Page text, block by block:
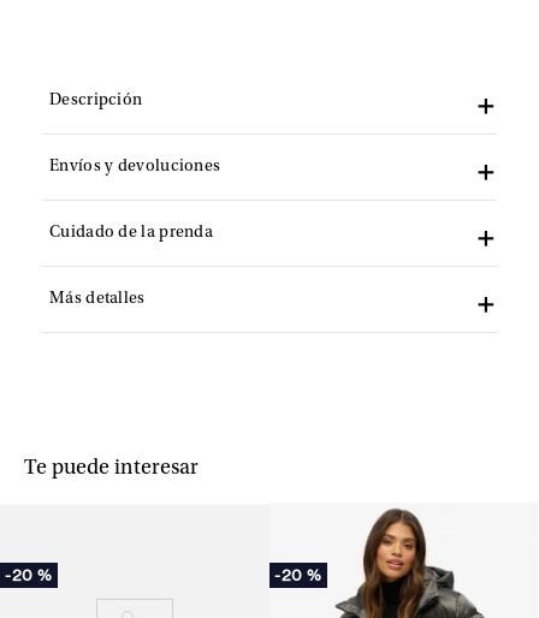
Descripción
Envíos y devoluciones
Cuidado de la prenda
Más detalles
Te puede interesar
-20 % -20 %